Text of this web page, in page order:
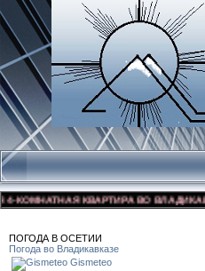
КВАРТИРА ВО
ПОГОДА В ОСЕТИИ
Погода во Владикавказе
Gismeteo